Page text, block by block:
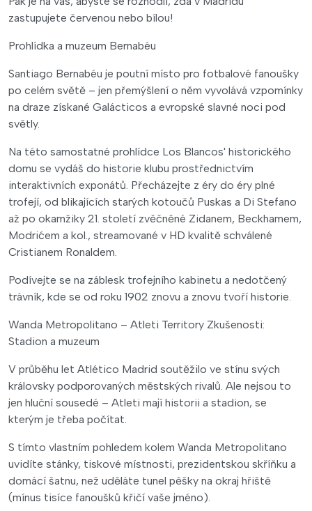
zastupujete červenou nebo bílou!
Prohlídka a muzeum Bernabéu
Santiago Bernabéu je poutní místo pro fotbalové fanoušky
po celém světě – jen přemýšlení o něm vyvolává vzpomínky
na draze získané Galácticos a evropské slavné noci pod
světly.
Na této samostatné prohlídce Los Blancos' historického
domu se vydáš do historie klubu prostřednictvím
interaktivních exponátů. Přecházejte z éry do éry plné
trofejí, od blikajících starých kotoučů Puskas a Di Stefano
až po okamžiky 21. století zvěčněné Zidanem, Beckhamem,
Modrićem a kol., streamované v HD kvalitě schválené
Cristianem Ronaldem.
Podívejte se na záblesk trofejního kabinetu a nedotčený
trávník, kde se od roku 1902 znovu a znovu tvoří historie.
Wanda Metropolitano – Atleti Territory Zkušenosti:
Stadion a muzeum
V průběhu let Atlético Madrid soutěžilo ve stínu svých
královsky podporovaných městských rivalů. Ale nejsou to
jen hluční sousedé – Atleti mají historii a stadion, se
kterým je třeba počítat.
S tímto vlastním pohledem kolem Wanda Metropolitano
uvidíte stánky, tiskové místnosti, prezidentskou skříňku a
domácí šatnu, než uděláte tunel pěšky na okraj hřiště
(mínus tisíce fanoušků křičí vaše jméno).